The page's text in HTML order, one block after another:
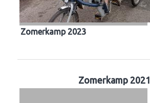
Zomerkamp 2023
Zomerkamp 2021